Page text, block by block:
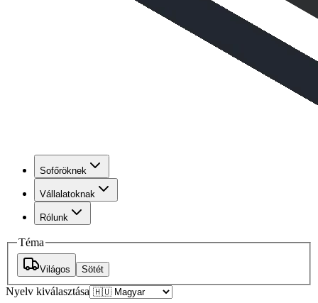
Sofőröknek
Vállalatoknak
Rólunk
Téma
Világos Sötét
Nyelv kiválasztása